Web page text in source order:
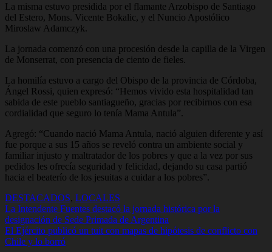
La misma estuvo presidida por el flamante Arzobispo de Santiago
del Estero, Mons. Vicente Bokalic, y el Nuncio Apostólico
Miroslaw Adamczyk.
La jornada comenzó con una procesión desde la capilla de la Virgen
de Monserrat, con presencia de ciento de fieles.
La homilía estuvo a cargo del Obispo de la provincia de Córdoba,
Ángel Rossi, quien expresó: “Hemos vivido esta hospitalidad tan
sabida de este pueblo santiagueño, gracias por recibirnos con esa
cordialidad que seguro lo tenía Mama Antula”.
Agregó: “Cuando nació Mama Antula, nació alguien diferente y así
fue porque a sus 15 años se reveló contra un ambiente social y
familiar injusto y maltratador de los pobres y que a la vez por sus
pedidos les ofrecía seguridad y felicidad, dejando su casa partió
hacia el beaterío de los jesuitas a cuidar a los pobres”.
DESTACADOS, LOCALES
Navegación
de
entradas
La Intendente Fuentes destacó la jornada histórica por la
designación de Sede Primada de Argentina
El Ejército publicó un tuit con mapas de hipótesis de conflicto con
Chile y lo borró